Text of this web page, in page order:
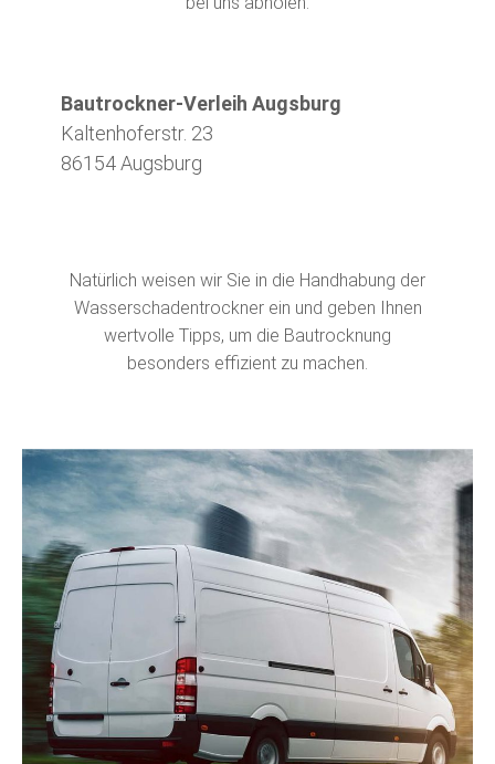
Bautrockner-Verleih Augsburg
Kaltenhoferstr. 23
86154 Augsburg
Natürlich weisen wir Sie in die Handhabung der
Wasserschadentrockner ein und geben Ihnen
wertvolle Tipps, um die Bautrocknung
besonders effizient zu machen.